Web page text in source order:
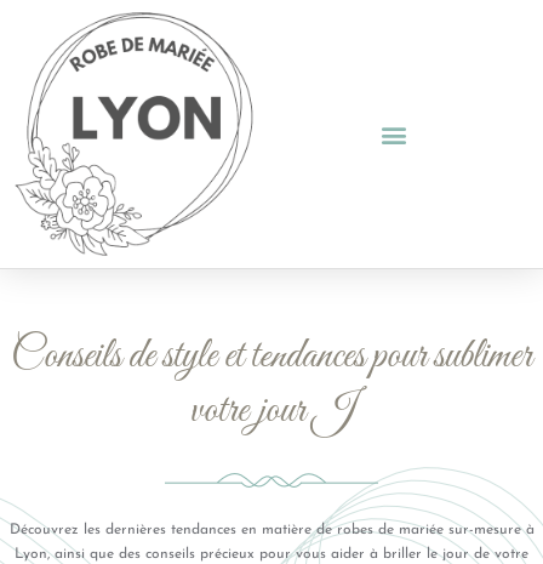
Conseils de style et tendances pour sublimer
votre jour J
Découvrez les dernières tendances en matière de robes de mariée sur-mesure à
Lyon, ainsi que des conseils précieux pour vous aider à briller le jour de votre